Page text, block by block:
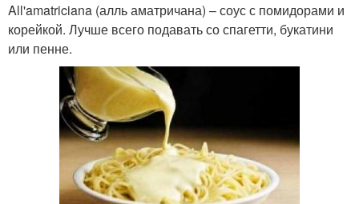
All'amatriciana (алль аматричана) – соус с помидорами и
корейкой. Лучше всего подавать со спагетти, букатини
или пенне.